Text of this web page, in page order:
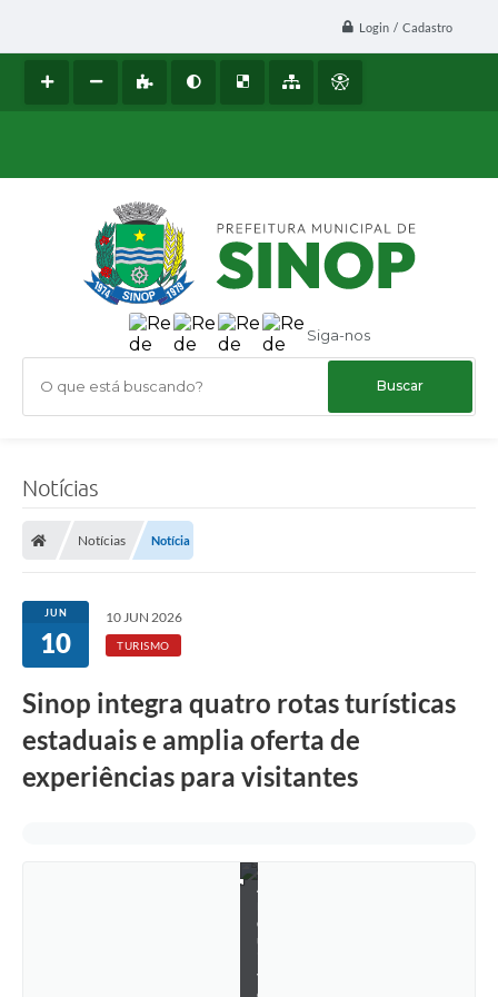
Login / Cadastro
Siga-nos
O que está buscando?
Notícias
Notícias Notícia
JUN
10
10 JUN 2026
TURISMO
Sinop integra quatro rotas turísticas
estaduais e amplia oferta de
experiências para visitantes
:
A
q
u
v
o